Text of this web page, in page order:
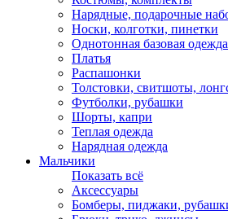
Нарядные, подарочные
Носки, колготки, пинетки
Однотонная базовая одежда
Платья
Распашонки
Толстовки, свитшоты,
Футболки, рубашки
Шорты, капри
Теплая одежда
Нарядная одежда
Мальчики
Показать всё
Аксессуары
Бомберы, пиджаки,